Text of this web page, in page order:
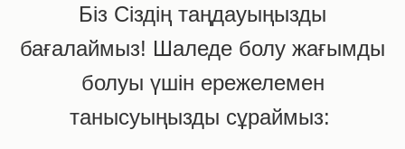
Біз Сіздің таңдауыңызды
бағалаймыз! Шаледе болу жағымды
болуы үшін ережелемен
танысуыңызды сұраймыз: